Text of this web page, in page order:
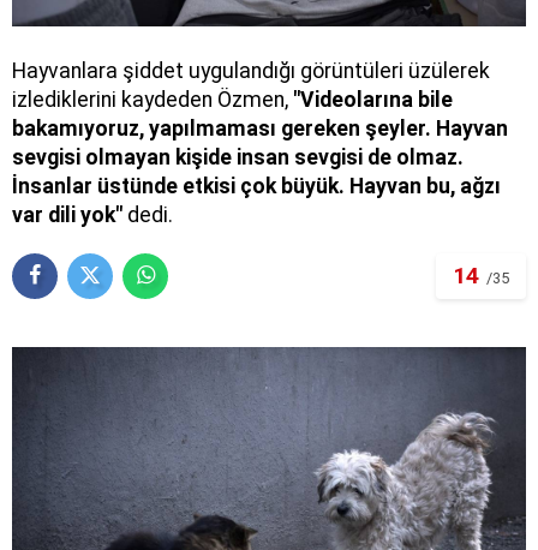
Hayvanlara şiddet uygulandığı görüntüleri üzülerek
izlediklerini kaydeden Özmen, "Videolarına bile
bakamıyoruz, yapılmaması gereken şeyler. Hayvan
sevgisi olmayan kişide insan sevgisi de olmaz.
İnsanlar üstünde etkisi çok büyük. Hayvan bu, ağzı
var dili yok" dedi.
14 /35